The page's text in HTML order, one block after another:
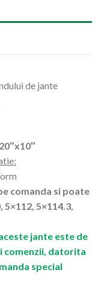
de jante
comanda si poate
5×114.3,
jante este de
comenzii, datorita
special